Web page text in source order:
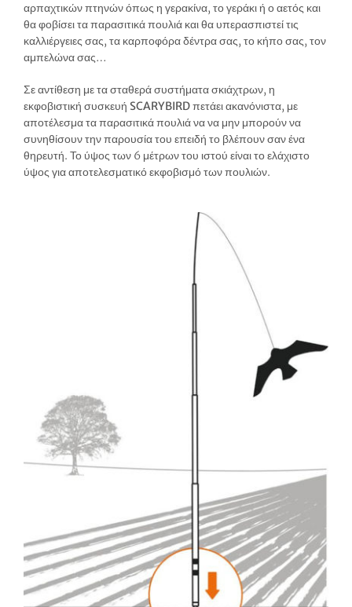
αρπαχτικών πτηνών όπως η γερακίνα, το γεράκι ή ο αετός και
θα φοβίσει τα παρασιτικά πουλιά και θα υπερασπιστεί τις
καλλιέργειες σας, τα καρποφόρα δέντρα σας, το κήπο σας, τον
αμπελώνα σας…
Σε αντίθεση με τα σταθερά συστήματα σκιάχτρων, η
εκφοβιστική συσκευή SCARYBIRDπετάει ακανόνιστα, με
αποτέλεσμα τα παρασιτικά πουλιά να να μην μπορούν να
συνηθίσουν την παρουσία του επειδή το βλέπουν σαν ένα
θηρευτή. Το ύψος των 6 μέτρων του ιστού είναι το ελάχιστο
ύψος για αποτελεσματικό εκφοβισμό των πουλιών.